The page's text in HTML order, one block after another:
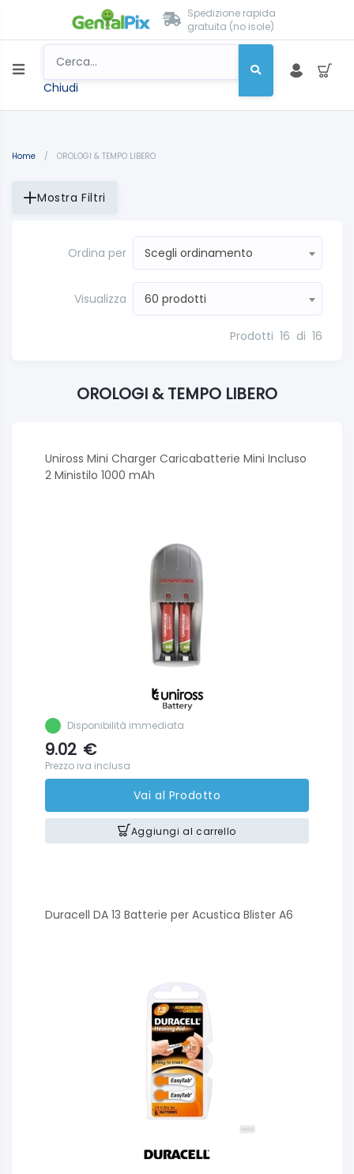
Spedizione rapida
gratuita (no isole)
Chiudi
Home / OROLOGI & TEMPO LIBERO
Mostra Filtri
Ordina per Scegli ordinamento
Visualizza 60 prodotti
Prodotti 16 di 16
OROLOGI & TEMPO LIBERO
Uniross Mini Charger Caricabatterie Mini Incluso
2 Ministilo 1000 mAh
Disponibilità immediata
9.02 €
Prezzo iva inclusa
Vai al Prodotto
Aggiungi al carrello
Duracell DA 13 Batterie per Acustica Blister A6